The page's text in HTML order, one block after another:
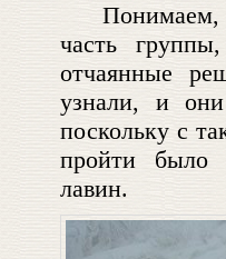
часть
отчаянные
узнали, и
поскольку с
пройти было
лавин.